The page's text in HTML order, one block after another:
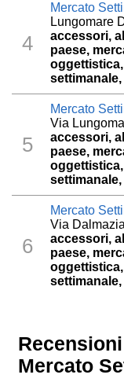
4
Mercato
Lungomare
accessori,
paese,
5
Mercato
Via
accessori,
paese,
6
Mercato
Via
accessori,
paese,
Mercato